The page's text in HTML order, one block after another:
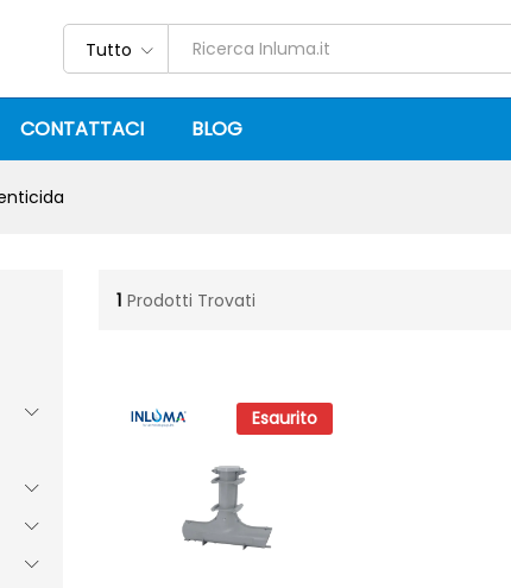
Tutto
CONTATTACI BLOG
1 Prodotti Trovati
Esaurito